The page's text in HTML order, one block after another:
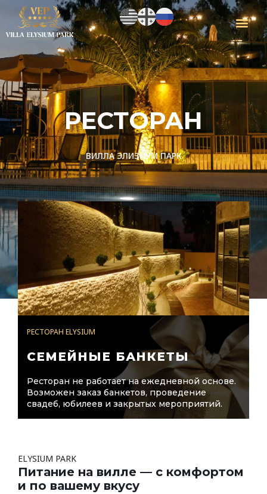
РЕСТОРАН
ВИЛЛА ЭЛИЗИУМ ПАРК
РЕСТОРАН ELYSIUM
СЕМЕЙНЫЕ БАНКЕТЫ
Ресторан не работает на ежедневной основе.
Возможен заказ банкетов, проведение
свадеб, юбилеев и закрытых мероприятий.
Питание на вилле — с комфортом
и по вашему вкусу